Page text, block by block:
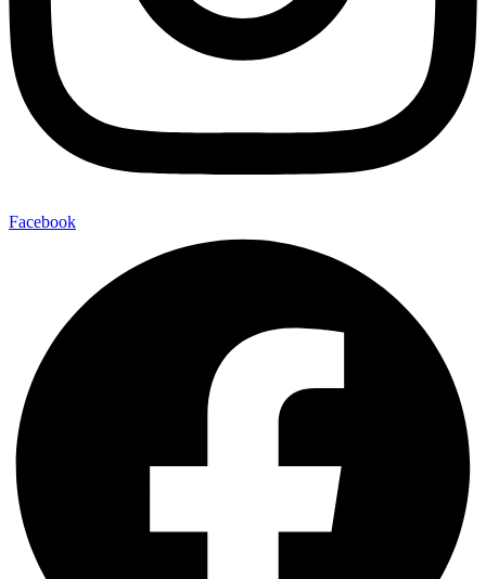
Facebook